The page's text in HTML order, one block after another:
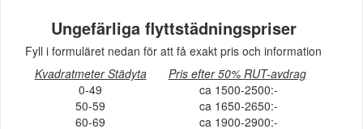
Ungefärliga flyttstädningspriser
Fyll i formuläret nedan för att få exakt pris och information
Kvadratmeter Städyta
Pris efter 50% RUT-avdrag
0-49
ca 1500-2500:-
50-59
ca 1650-2650:-
60-69
ca 1900-2900:-